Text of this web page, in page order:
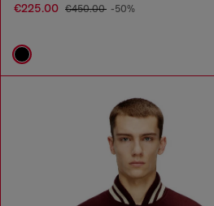
€225.00 €450.00 -50%